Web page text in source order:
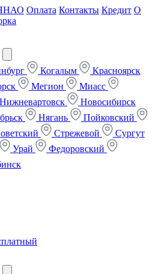
Оплата Контакты Кредит О
Когалым
Красноярск
Мегион
Миасс
Нижневартовск
Новосибирск
Нягань
Пойковский
Стрежевой
Сургут
Урай
Федоровский